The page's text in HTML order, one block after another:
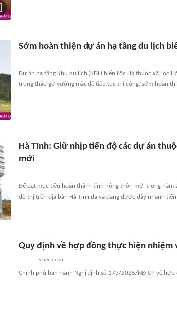
Sớm hoàn thiện dự án hạ tầng du lịch
Dự án hạ tầng Khu du lịch (KDL) biển Lộc Hà thuộc xã Lộc
trung tháo gỡ vướng mắc để tiếp tục thi công, sớm hoàn
Hà Tĩnh: Giữ nhịp tiến độ các dự án
mới
Để đạt mục tiêu hoàn thành tỉnh nông thôn mới trong
đô thị trên địa bàn Hà Tĩnh đã và đang được đẩy nhanh
Quy định về hợp đồng thực hiện nhiệm
5 liên quan
Chính phủ ban hành Nghị định số 173/2025/NĐ-CP về